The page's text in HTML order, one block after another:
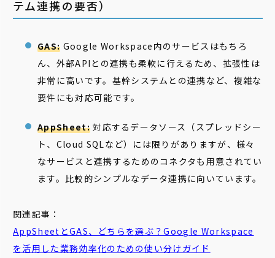
テム連携の要否）
GAS: Google Workspace内のサービスはもちろ
ん、外部APIとの連携も柔軟に行えるため、拡張性は
非常に高いです。基幹システムとの連携など、複雑な
要件にも対応可能です。
AppSheet:対応するデータソース（スプレッドシー
ト、Cloud SQLなど）には限りがありますが、様々
なサービスと連携するためのコネクタも用意されてい
ます。比較的シンプルなデータ連携に向いています。
関連記事：
AppSheet とGAS、どちらを選ぶ？Google Workspace
を活用した業務効率化のための使い分けガイド